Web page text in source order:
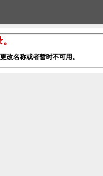
改名称或者暂时不可用。